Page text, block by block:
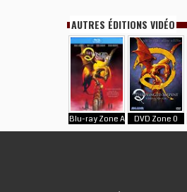
AUTRES ÉDITIONS VIDÉO
Blu-ray Zone A DVD Zone 0